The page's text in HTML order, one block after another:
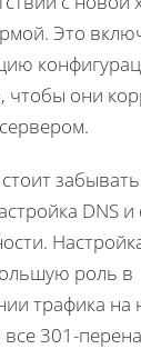
Это
чтобы они
DNS
роль в
трафика на
все 301-